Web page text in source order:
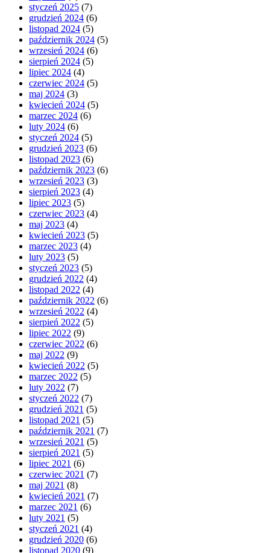
styczeń 2025 (7)
grudzień 2024 (6)
listopad 2024 (5)
październik 2024 (5)
wrzesień 2024 (6)
sierpień 2024 (5)
lipiec 2024 (4)
czerwiec 2024 (5)
maj 2024 (3)
kwiecień 2024 (5)
marzec 2024 (6)
luty 2024 (6)
styczeń 2024 (5)
grudzień 2023 (6)
listopad 2023 (6)
październik 2023 (6)
wrzesień 2023 (3)
sierpień 2023 (4)
lipiec 2023 (5)
czerwiec 2023 (4)
maj 2023 (4)
kwiecień 2023 (5)
marzec 2023 (4)
luty 2023 (5)
styczeń 2023 (5)
grudzień 2022 (4)
listopad 2022 (4)
październik 2022 (6)
wrzesień 2022 (4)
sierpień 2022 (5)
lipiec 2022 (9)
czerwiec 2022 (6)
maj 2022 (9)
kwiecień 2022 (5)
marzec 2022 (5)
luty 2022 (7)
styczeń 2022 (7)
grudzień 2021 (5)
listopad 2021 (5)
październik 2021 (7)
wrzesień 2021 (5)
sierpień 2021 (5)
lipiec 2021 (6)
czerwiec 2021 (7)
maj 2021 (8)
kwiecień 2021 (7)
marzec 2021 (6)
luty 2021 (5)
styczeń 2021 (4)
grudzień 2020 (6)
listopad 2020 (9)